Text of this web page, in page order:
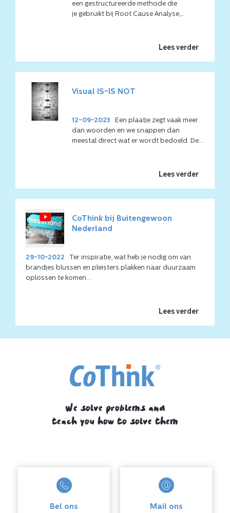
een gestructureerde methode die
je gebruikt bij Root Cause Analyse,
waar het begrijpen van systemen of
aan informatie is en daardoor ontbreekt
hoe weet je nou dat je volledig bent? Wij
begrijpen dat Problem Solving of een RCA
lastig kan zijn, weinig voortgang heeft en
bovendien, de internationale
toepasbaarheid ongeacht cultuur.
Lees verder
Visual IS-IS NOT
12-09-2023
Een plaatje zegt vaak meer
dan woorden en we snappen dan
meestal direct wat er wordt bedoeld. De
Eenvoud kost tijd. Eenvoud kost bloed,
Lees verder
CoThink bij Buitengewoon
Nederland
29-10-2022
Ter inspiratie, wat heb je nodig om van
brandjes blussen en pleisters plakken naar duurzaam
oplossen te komen...
Lees verder
We solve problems and
teach you how to solve them
Bel ons Mail ons